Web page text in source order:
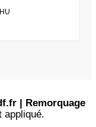
| Remorquage
appliqué.